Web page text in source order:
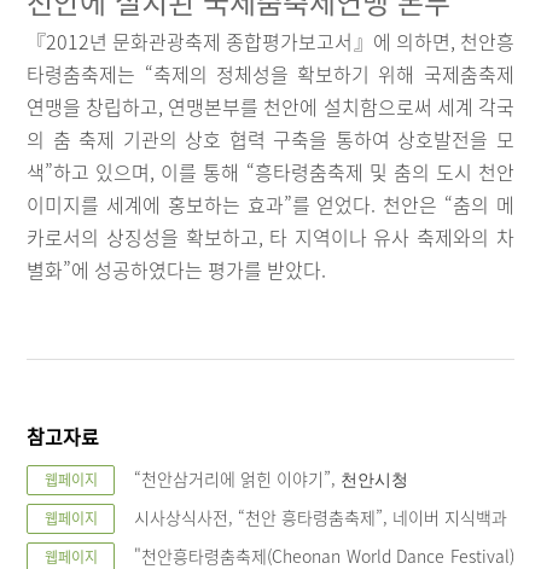
『2012년 문화관광축제 종합평가보고서』에 의하면, 천안흥
타령춤축제는 “축제의 정체성을 확보하기 위해 국제춤축제
연맹을 창립하고, 연맹본부를 천안에 설치함으로써 세계 각국
의 춤 축제 기관의 상호 협력 구축을 통하여 상호발전을 모
색”하고 있으며, 이를 통해 “흥타령춤축제 및 춤의 도시 천안
이미지를 세계에 홍보하는 효과”를 얻었다. 천안은 “춤의 메
카로서의 상징성을 확보하고, 타 지역이나 유사 축제와의 차
별화”에 성공하였다는 평가를 받았다.
참고자료
웹페이지 “천안삼거리에 얽힌 이야기”, 천안시청
웹페이지 시사상식사전, “천안 흥타령춤축제”, 네이버 지식백과
웹페이지
"천안흥타령춤축제(Cheonan World Dance Festival)